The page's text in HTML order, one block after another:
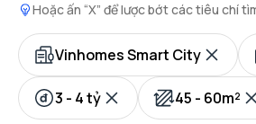
Hoặc ấn “X” để lược bớt các tiêu chí
Vinhomes Smart City
3 - 4 tỷ 45 - 60m²